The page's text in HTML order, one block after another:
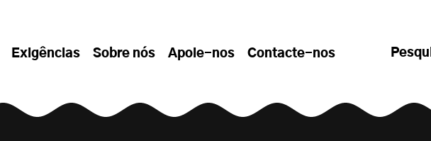
Exigências Sobre nós Apoie-nos Contacte-nos